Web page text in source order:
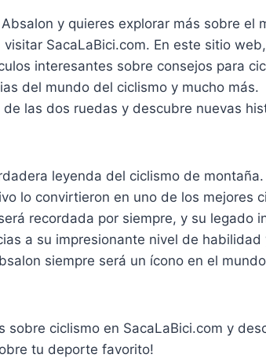
y quieres explorar más sobre el
SacaLaBici.com. En este sitio web,
interesantes sobre consejos para
del mundo del ciclismo y mucho más.
las dos ruedas y descubre nuevas
leyenda del ciclismo de montaña.
lo convirtieron en uno de los mejores
recordada por siempre, y su legado
a su impresionante nivel de habilidad
siempre será un ícono en el
sobre ciclismo en SacaLaBici.com y
tu deporte favorito!